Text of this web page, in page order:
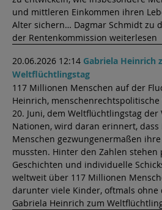
und mittleren Einkommen ihren
Alter sichern… Dagmar Schmidt zu
der Rentenkommission weiterlesen
20.06.2026 12:14 Gabriela Heinrich
Weltflüchtlingstag
117 Millionen Menschen auf der
Heinrich, menschenrechtspolitische
20. Juni, dem Weltflüchtlingstag der
Nationen, wird daran erinnert,
Menschen gezwungenermaßen
mussten. Hinter den Zahlen stehen
Geschichten und individuelle
weltweit über 117 Millionen
darunter viele Kinder, oftmals
Gabriela Heinrich zum